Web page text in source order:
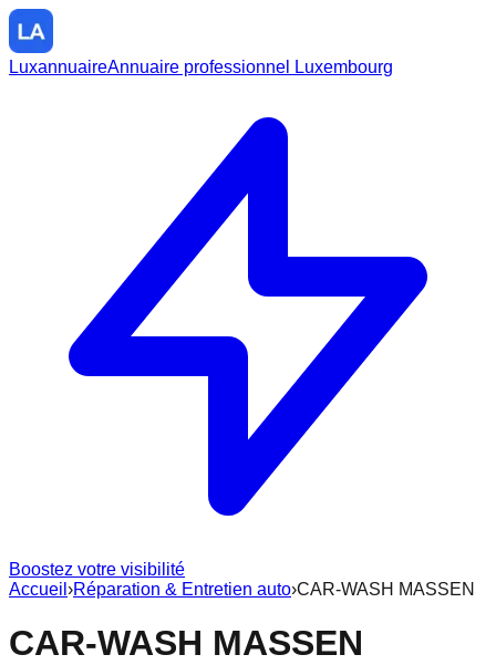
LuxannuaireAnnuaire professionnel Luxembourg
Boostez votre visibilité
Accueil ›Réparation & Entretien auto›CAR-WASH MASSEN
CAR-WASH MASSEN